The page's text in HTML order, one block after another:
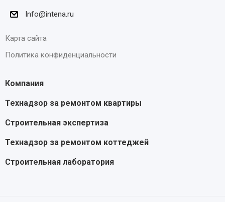
Info@intena.ru
Карта сайта
Политика конфиденциальности
Компания
Технадзор за ремонтом квартиры
Строительная экспертиза
Технадзор за ремонтом коттеджей
Строительная лаборатория